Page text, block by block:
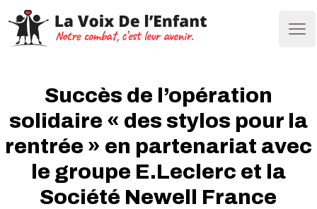
Succès de l’opération
solidaire « des stylos pour la
rentrée » en partenariat avec
le groupe E.Leclerc et la
Société Newell France